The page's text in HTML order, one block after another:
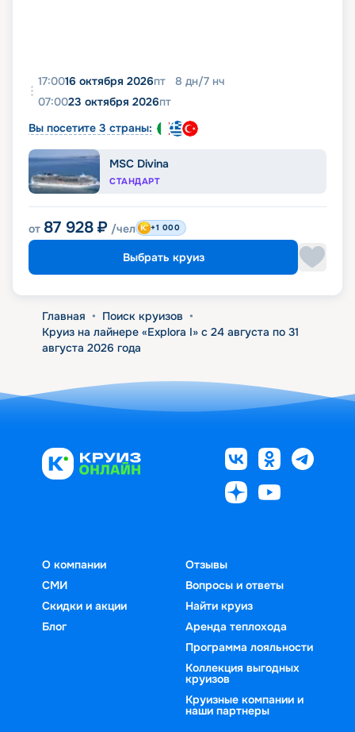
17:0016 октября 2026пт 8 дн/7 нч
07:0023 октября 2026пт
Вы посетите 3 страны:
MSC Divina
СТАНДАРТ
от 87 928 ₽ /чел +1 000
Выбрать круиз
Главная • Поиск круизов •
Круиз на лайнере «Explora I» с 24 августа по 31
августа 2026 года
О компании
СМИ
Скидки и акции
Блог
Отзывы
Вопросы и ответы
Найти круиз
Аренда теплохода
Программа лояльности
Коллекция выгодных
круизов
Круизные компании и
наши партнеры